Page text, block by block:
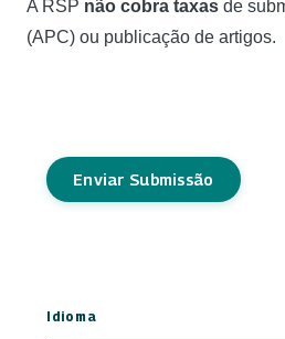
A RSP não cobra taxas de
(APC) ou publicação de artigos.
Enviar Submissão
Idioma